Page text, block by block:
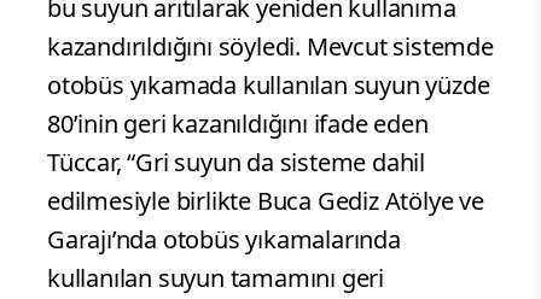
bu suyun arıtılarak yeniden kullanıma
kazandırıldığını söyledi. Mevcut sistemde
otobüs yıkamada kullanılan suyun yüzde
80’inin geri kazanıldığını ifade eden
Tüccar, “Gri suyun da sisteme dahil
edilmesiyle birlikte Buca Gediz Atölye ve
Garajı’nda otobüs yıkamalarında
kullanılan suyun tamamını geri